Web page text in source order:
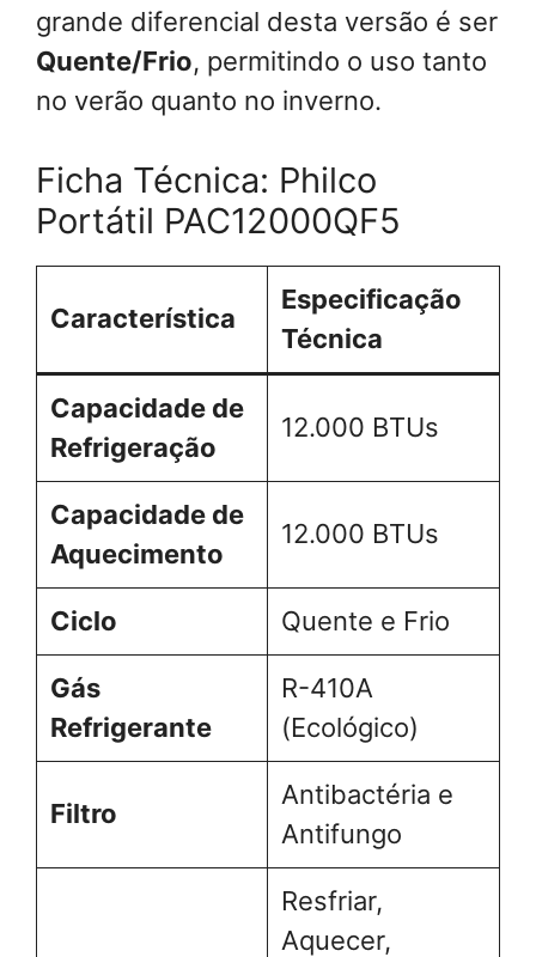
grande diferencial desta versão é ser
Quente/Frio, permitindo o uso tanto
no verão quanto no inverno.
Ficha Técnica: Philco
Portátil PAC12000QF5
Característica
Especificação
Técnica
Capacidade de
Refrigeração
12.000 BTUs
Capacidade de
Aquecimento
12.000 BTUs
Ciclo Quente e Frio
Gás
Refrigerante
R-410A
(Ecológico)
Filtro
Antibactéria e
Antifungo
Resfriar,
Aquecer,